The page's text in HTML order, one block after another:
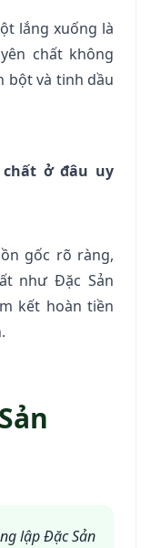
lắng xuống là
chất không
bột và tinh dầu
ở đâu uy
gốc rõ ràng,
như Đặc Sản
kết hoàn tiền
lập Đặc Sản